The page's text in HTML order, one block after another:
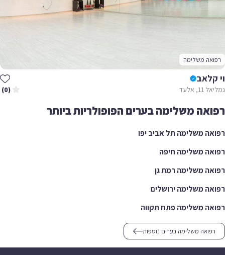
רפואה משלימה
וי קלאב
גמליאל 11, אלעד (0)
רפואה משלימה בערים הפופולריות ביותר
רפואה משלימה תל אביב יפו
רפואה משלימה חיפה
רפואה משלימה רמת גן
רפואה משלימה ירושלים
רפואה משלימה פתח תקווה
רפואה משלימה בערים נוספות